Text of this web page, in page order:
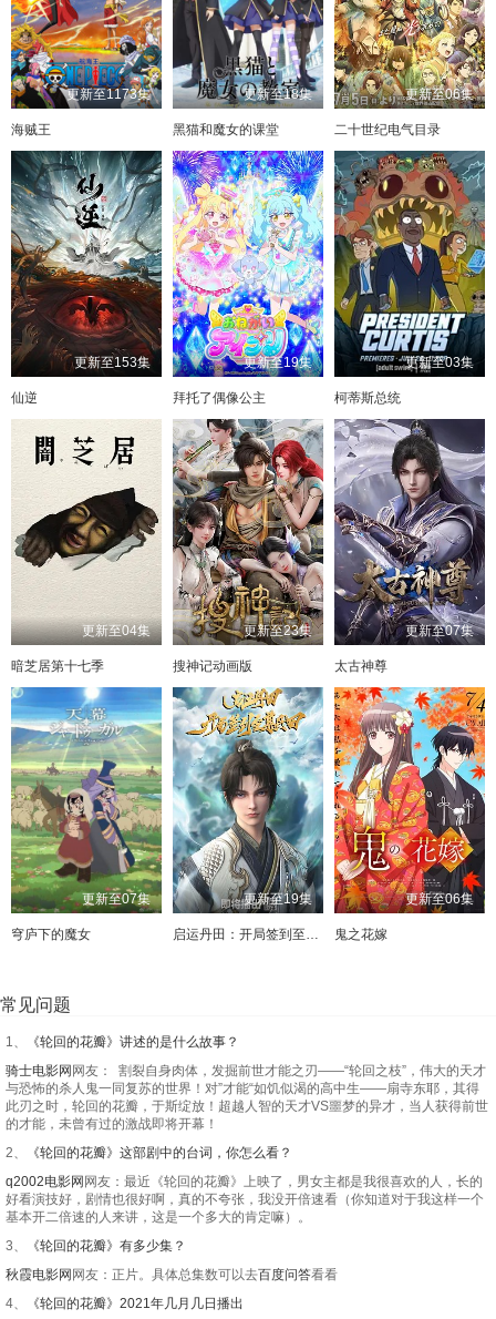
更新至1173集
海贼王
更新至18集
黑猫和魔女的课堂
更新至06集
二十世纪电气目录
更新至153集
仙逆
更新至19集
拜托了偶像公主
更新至03集
柯蒂斯总统
更新至04集
暗芝居第十七季
更新至23集
搜神记动画版
更新至07集
太古神尊
更新至07集
穹庐下的魔女
更新至19集
启运丹田：开局签到至尊丹田
更新至06集
鬼之花嫁
常见问题
1、
《轮回的花瓣》讲述的是什么故事？
骑士电影网网友： 割裂自身肉体，发掘前世才能之刃——“轮回之枝”，伟大的天才
与恐怖的杀人鬼一同复苏的世界！对”才能“如饥似渴的高中生——扇寺东耶，其得
此刃之时，轮回的花瓣，于斯绽放！超越人智的天才VS噩梦的异才，当人获得前世
的才能，未曾有过的激战即将开幕！
2、
《轮回的花瓣》这部剧中的台词，你怎么看？
q2002电影网网友：最近《轮回的花瓣》上映了，男女主都是我很喜欢的人，长的
好看演技好，剧情也很好啊，真的不夸张，我没开倍速看（你知道对于我这样一个
基本开二倍速的人来讲，这是一个多大的肯定嘛）。
3、
《轮回的花瓣》有多少集？
秋霞电影网网友：正片。具体总集数可以去百度问答看看
4、
《轮回的花瓣》2021年几月几日播出